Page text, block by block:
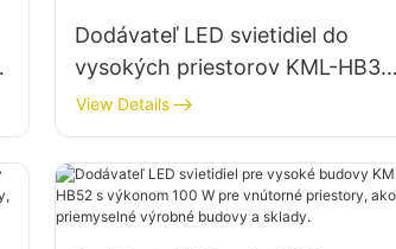
Dodávateľ LED svietidiel do
vysokých priestorov KML-HB30
s výkonom 100 W pre vnútorné
priestory v továrňach, skladoch
atď.
View Details